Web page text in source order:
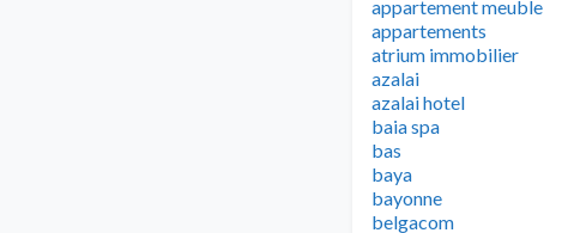
appartement meuble
appartements
atrium immobilier
azalai
azalai hotel
baia spa
bas
baya
bayonne
belgacom